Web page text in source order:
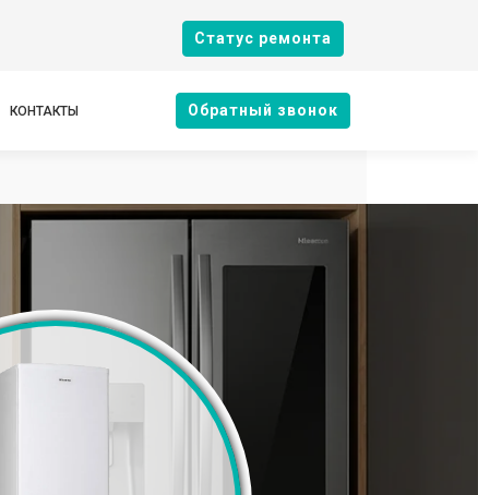
Cтатус ремонта
КОНТАКТЫ Oбратный звонок